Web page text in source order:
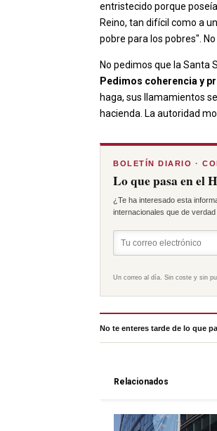
entristecido porque
Reino, tan difícil como a
pobre para los pobres".
No pedimos que la Santa
Pedimos coherencia y
haga, sus llamamientos
hacienda. La autoridad
BOLETÍN DIARIO ·
Lo que pasa en el
¿Te ha interesado esta
internacionales que de
Un correo al día. Sin coste y sin
No te enteres tarde de lo que
Relacionados